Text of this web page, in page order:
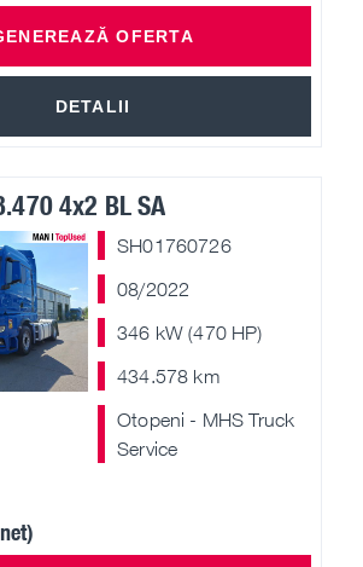
OFERTA
DETALII
4x2 BL SA
SH01760726
08/2022
346 kW (470 HP)
434.578 km
Otopeni - MHS Truck
Service